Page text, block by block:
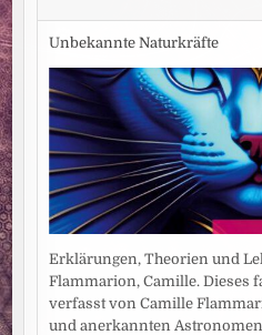
Unbekannte Naturkräfte
Erklärungen, Theorien und
Flammarion, Camille. Dieses
verfasst von Camille
und anerkannten